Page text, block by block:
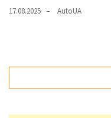
17.08.2025 AutoUA